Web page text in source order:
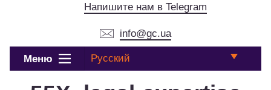
Напишите нам в Telegram
info@gc.ua
Меню Русский